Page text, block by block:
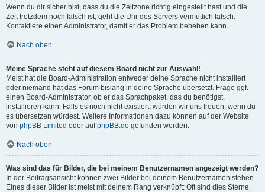
Wenn du dir sicher bist, dass du die Zeitzone richtig eingestellt hast und die
Zeit trotzdem noch falsch ist, geht die Uhr des Servers vermutlich falsch.
Kontaktiere einen Administrator, damit er das Problem beheben kann.
Nach oben
Meine Sprache steht auf diesem Board nicht zur Auswahl!
Meist hat die Board-Administration entweder deine Sprache nicht installiert
oder niemand hat das Forum bislang in deine Sprache übersetzt. Frage ggf.
einen Board-Administrator, ob er das Sprachpaket, das du benötigst,
installieren kann. Falls es noch nicht existiert, würden wir uns freuen, wenn du
es übersetzen würdest. Weitere Informationen dazu können auf der Website
von phpBB Limited oder aufphpBB.de gefunden werden.
Nach oben
Was sind das für Bilder, die bei meinem Benutzernamen angezeigt werden?
In der Beitragsansicht können zwei Bilder bei deinem Benutzernamen stehen.
Eines dieser Bilder ist meist mit deinem Rang verknüpft: Oft sind dies Sterne,